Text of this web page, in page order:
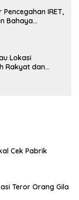
IRET,
Bahaya
di tangan”
Lokasi
Rakyat dan
Cek Pabrik
Teror Orang Gila